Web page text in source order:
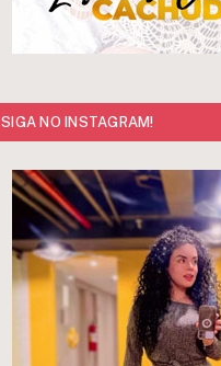
SIGA NO INSTAGRAM!